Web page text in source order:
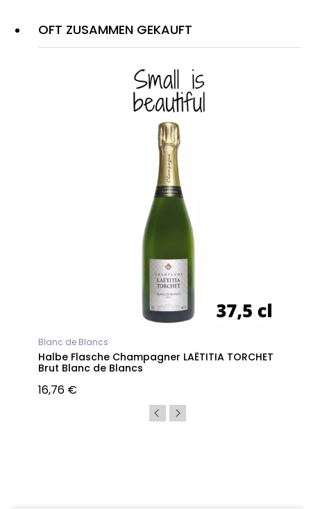
OFT ZUSAMMEN GEKAUFT
Blanc de Blancs
Halbe Flasche Champagner LAËTITIA TORCHET
Brut Blanc de Blancs
16,76 €